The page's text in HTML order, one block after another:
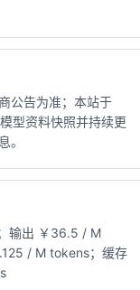
公告为准；本站于
型资料快照并持续更
。
输出 ￥36.5 / M
/ M tokens；缓存